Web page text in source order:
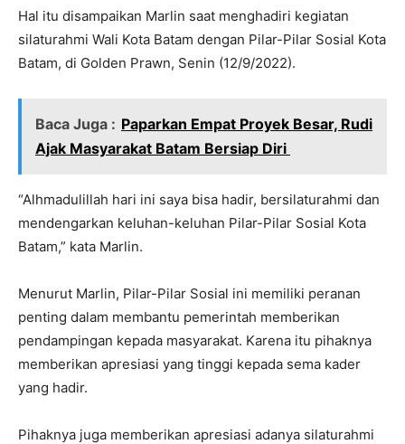
Hal itu disampaikan Marlin saat menghadiri kegiatan
silaturahmi Wali Kota Batam dengan Pilar-Pilar Sosial Kota
Batam, di Golden Prawn, Senin (12/9/2022).
Baca Juga : Paparkan Empat Proyek Besar, Rudi
Ajak Masyarakat Batam Bersiap Diri
“Alhmadulillah hari ini saya bisa hadir, bersilaturahmi dan
mendengarkan keluhan-keluhan Pilar-Pilar Sosial Kota
Batam,” kata Marlin.
Menurut Marlin, Pilar-Pilar Sosial ini memiliki peranan
penting dalam membantu pemerintah memberikan
pendampingan kepada masyarakat. Karena itu pihaknya
memberikan apresiasi yang tinggi kepada sema kader
yang hadir.
Pihaknya juga memberikan apresiasi adanya silaturahmi